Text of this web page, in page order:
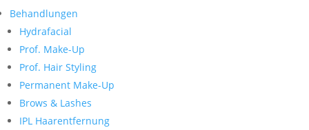
Behandlungen
Hydrafacial
Prof. Make-Up
Prof. Hair Styling
Permanent Make-Up
Brows & Lashes
IPL Haarentfernung
nach:
Neueste Kommentare
Archiv
Kategorien
Keine Kategorien
Meta
Anmelden
Feed der Einträge